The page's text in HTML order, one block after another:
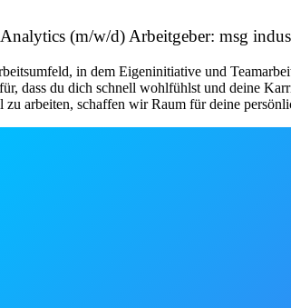
(m/w/d) Arbeitgeber: msg
in dem Eigeninitiative und
dass du dich schnell wohlfühlst und deine
arbeiten, schaffen wir Raum für deine